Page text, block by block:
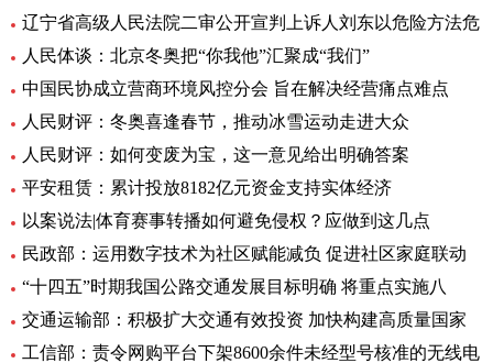
辽宁省高级人民法院二审公开宣判上诉人刘东以危险方法危
人民体谈：北京冬奥把“你我他”汇聚成“我们”
中国民协成立营商环境风控分会 旨在解决经营痛点难点
人民财评：冬奥喜逢春节，推动冰雪运动走进大众
人民财评：如何变废为宝，这一意见给出明确答案
平安租赁：累计投放8182亿元资金支持实体经济
以案说法|体育赛事转播如何避免侵权？应做到这几点
民政部：运用数字技术为社区赋能减负 促进社区家庭联动
“十四五”时期我国公路交通发展目标明确 将重点实施八
交通运输部：积极扩大交通有效投资 加快构建高质量国家
工信部：责令网购平台下架8600余件未经型号核准的无线电